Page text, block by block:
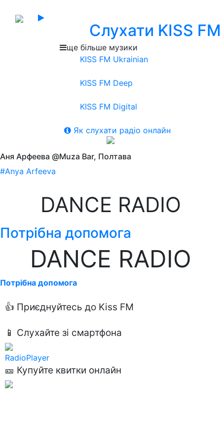
Слухати KISS FM
ще більше музики
KISS FM Ukrainian
KISS FM Deep
KISS FM Digital
Як слухати радіо онлайн
Аня Арфеева @Muza Bar, Полтава
#Anya Arfeeva
DANCE RADIO
Потрібна допомога
DANCE RADIO
Потрібна допомога
👍 Приєднуйтесь до Kiss FM
📱 Слухайте зі смартфона
RadioPlayer
🎫 Купуйте квитки онлайн